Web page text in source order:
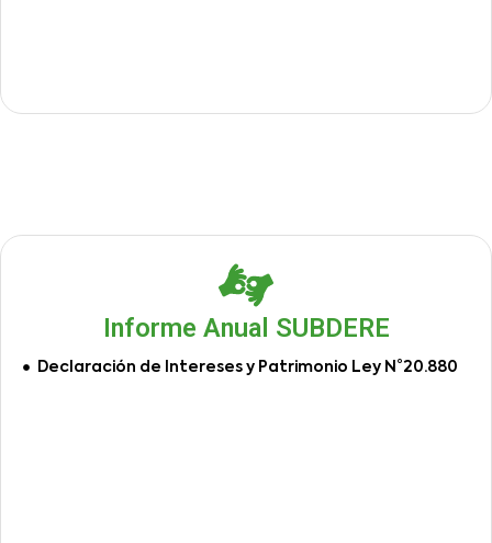
Informe Anual SUBDERE
Declaración de Intereses y Patrimonio Ley N°20.880